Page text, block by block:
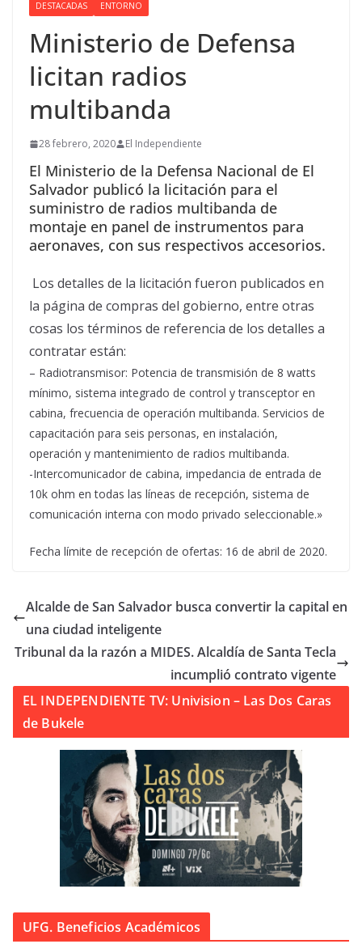
DESTACADAS ENTORNO
Ministerio de Defensa
licitan radios
multibanda
28 febrero, 2020 El Independiente
El Ministerio de la Defensa Nacional de El
Salvador publicó la licitación para el
suministro de radios multibanda de
montaje en panel de instrumentos para
aeronaves, con sus respectivos accesorios.
Los detalles de la licitación fueron publicados en
la página de compras del gobierno, entre otras
cosas los términos de referencia de los detalles a
contratar están:
– Radiotransmisor: Potencia de transmisión de 8 watts
mínimo, sistema integrado de control y transceptor en
cabina, frecuencia de operación multibanda. Servicios de
capacitación para seis personas, en instalación,
operación y mantenimiento de radios multibanda.
-Intercomunicador de cabina, impedancia de entrada de
10k ohm en todas las líneas de recepción, sistema de
comunicación interna con modo privado seleccionable.»
Fecha límite de recepción de ofertas: 16 de abril de 2020.
Alcalde de San Salvador busca convertir la capital en
una ciudad inteligente
Tribunal da la razón a MIDES. Alcaldía de Santa Tecla
incumplió contrato vigente
EL INDEPENDIENTE TV: Univision – Las Dos Caras
de Bukele
UFG. Beneficios Académicos